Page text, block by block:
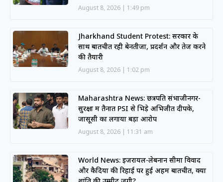
August 8, 2026 1:49 pm
Jharkhand Student Protest: सरकार के
साथ बातचीत रही बेनतीजा, प्रदर्शन और तेज करने
की तैयारी
August 8, 2026 1:02 pm
Maharashtra News: छत्रपति संभाजीनगर-
सुरक्षा में तैनात PSI से भिड़े अभिजीत दीपके,
जासूसी का लगाया बड़ा आरोप
August 8, 2026 11:31 am
World News: इजरायल-लेबनान सीमा विवाद
और कैदियों की रिहाई पर हुई अहम बातचीत, क्या